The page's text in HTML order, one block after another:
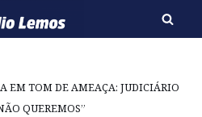
EM TOM DE AMEAÇA: JUDICIÁRIO
QUEREMOS”